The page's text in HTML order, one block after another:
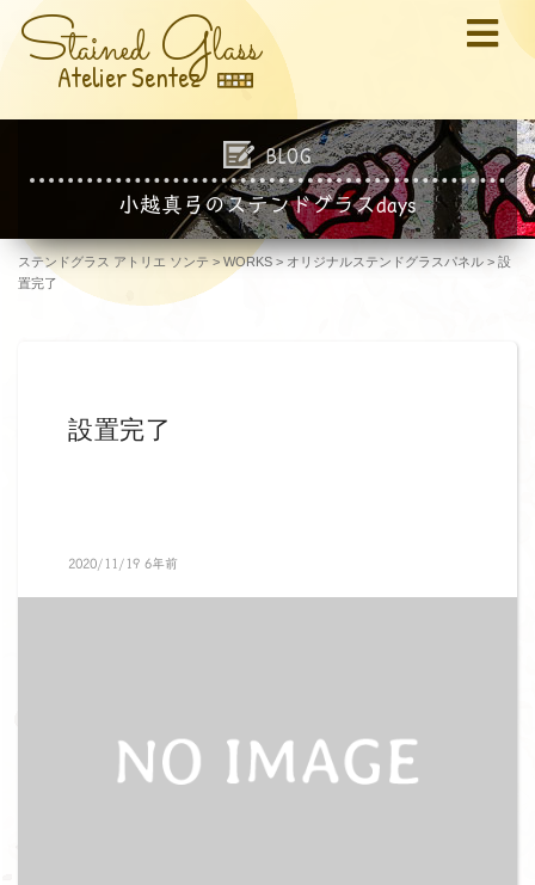
Stained Glass
Atelier Sentez
BLOG
小越真弓のステンドグラスdays
ステンドグラス アトリエ ソンテ > WORKS > オリジナルステンドグラスパネル > 設
置完了
設置完了
2020/11/19 6年前